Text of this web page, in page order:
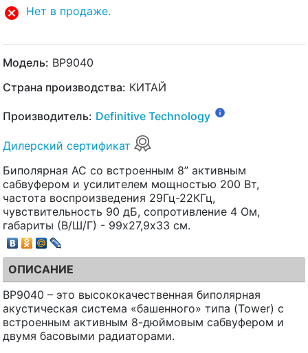
Нет в продаже.
Модель: BP9040
Страна производства: КИТАЙ
Производитель: Definitive Technology
Дилерский сертификат
Биполярная АС со встроенным 8” активным
сабвуфером и усилителем мощностью 200 Вт,
частота воспроизведения 29Гц-22КГц,
чувствительность 90 дБ, сопротивление 4 Ом,
габариты (В/Ш/Г) - 99х27,9х33 см.
ОПИСАНИЕ
BP9040 – это высококачественная биполярная
акустическая система «башенного» типа (Tower) с
встроенным активным 8-дюймовым сабвуфером и
двумя басовыми радиаторами.